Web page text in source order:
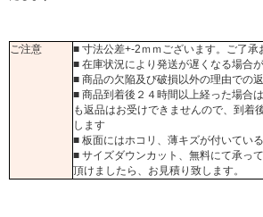
ご注意
■ 寸法公差+-2ｍｍございます。ご了承
■ 在庫状況により発送が遅くなる場合
■ 商品の欠陥及び破損以外の理由での
■ 商品到着後２４時間以上経った場合
も返品はお受けできませんので、到着
します
■ 板面にはホコリ、薄キズが付いてい
■ サイズダウンカット、無料にて承っ
頂けましたら、お見積り致します。